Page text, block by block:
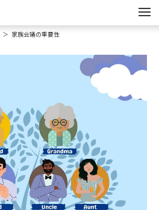
家族会議の重要性